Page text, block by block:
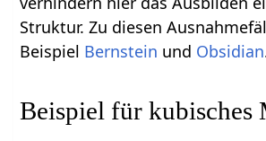
Struktur. Zu diesen
Beispiel Bernstein und Obsidian
Beispiel für kubisches